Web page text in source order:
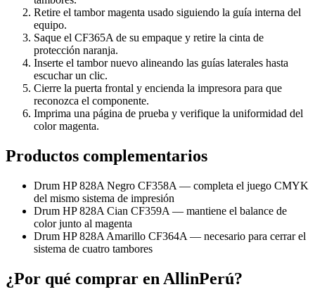
Retire el tambor magenta usado siguiendo la guía interna del
equipo.
Saque el CF365A de su empaque y retire la cinta de
protección naranja.
Inserte el tambor nuevo alineando las guías laterales hasta
escuchar un clic.
Cierre la puerta frontal y encienda la impresora para que
reconozca el componente.
Imprima una página de prueba y verifique la uniformidad del
color magenta.
Productos complementarios
Drum HP 828A Negro CF358A — completa el juego CMYK
del mismo sistema de impresión
Drum HP 828A Cian CF359A — mantiene el balance de
color junto al magenta
Drum HP 828A Amarillo CF364A — necesario para cerrar el
sistema de cuatro tambores
¿Por qué comprar en AllinPerú?